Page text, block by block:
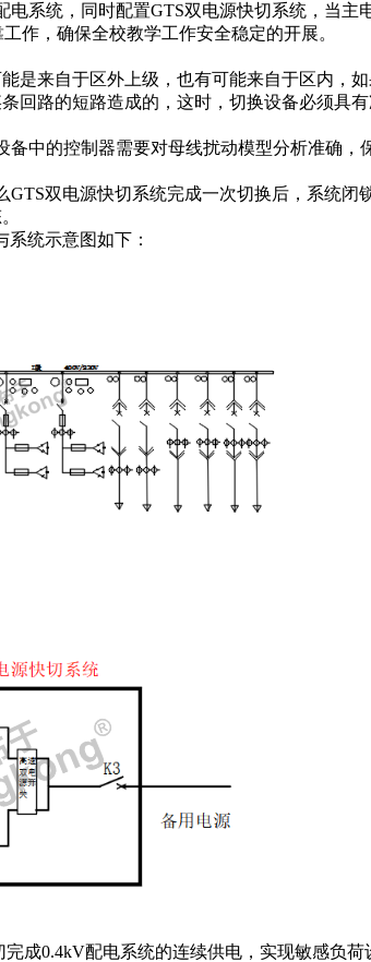
电系统，同时配置GTS双电源快切系统 ，当主
作，确保全校教学工作安全稳定的开展。
是来自于区外上级，也有可能来自于区内，
回路的短路造成的，这时，切换设备必须具有
备中的控制器需要对母线扰动模型分析准确，
双电源快切系统完成一次切换后，系统闭
统示意图如下：
成0.4kV配电系统的连续供电，实现敏感负荷